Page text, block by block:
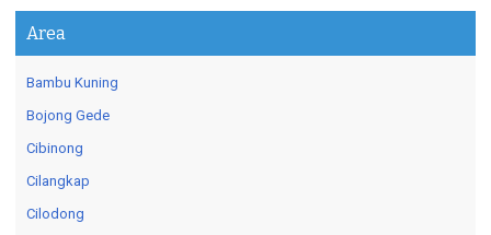
Area
Bambu Kuning
Bojong Gede
Cibinong
Cilangkap
Cilodong